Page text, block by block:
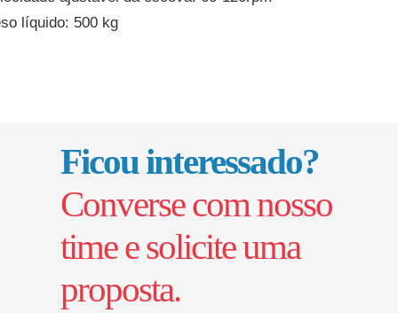
líquido: 500 kg
Ficou interessado?
Converse com nosso
time e solicite uma
proposta.